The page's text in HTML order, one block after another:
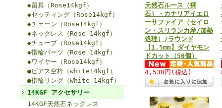
◆留具（Rose14kgf）
◆セッティング（Rose14kgf）
◆チェーン（Rose14kgf）
◆ネックレス（Rose 14kgf）
◆チューブ（Rose14kgf）
◆指輪パーツ（Rose 14kgf）
◆ワイヤー（Rose14kgf）
●ピアス空枠（white14kgf）
●指輪リング（White 14kgf）
14KGF アクセサリー
14KGF天然石ネックレス
天然石ルース（裸
石）・カナリアイエロ
ーサファイア（セイロ
ン・スリランカ産/加熱
処理）/ラウンド
【1.5mm】ダイヤモン
ドカット（50個）
4,530円 (税込)